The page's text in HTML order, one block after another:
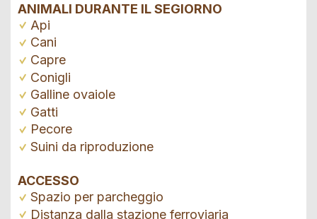
ANIMALI DURANTE IL SEGIORNO
Api
Cani
Capre
Conigli
Galline ovaiole
Gatti
Pecore
Suini da riproduzione
ACCESSO
Spazio per parcheggio
Distanza dalla stazione ferroviaria